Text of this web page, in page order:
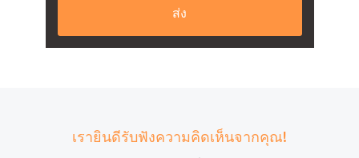
ส่ง
เรายินดีรับฟังความคิดเห็นจากคุณ!